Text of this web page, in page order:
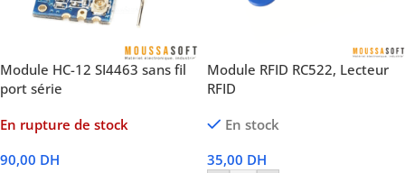
Module HC-12 SI4463 sans fil
port série
En rupture de stock
90,00 DH
Module RFID RC522, Lecteur
RFID
En stock
35,00 DH